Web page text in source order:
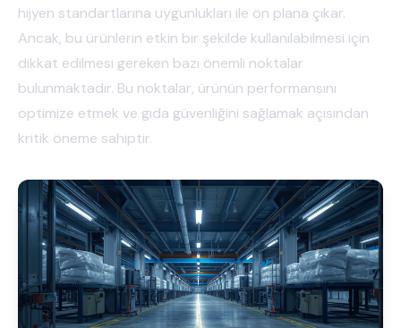
hijyen standartlarına uygunlukları ile ön plana çıkar.
Ancak, bu ürünlerin etkin bir şekilde kullanılabilmesi için
dikkat edilmesi gereken bazı önemli noktalar
bulunmaktadır. Bu noktalar, ürünün performansını
optimize etmek ve gıda güvenliğini sağlamak açısından
kritik öneme sahiptir.